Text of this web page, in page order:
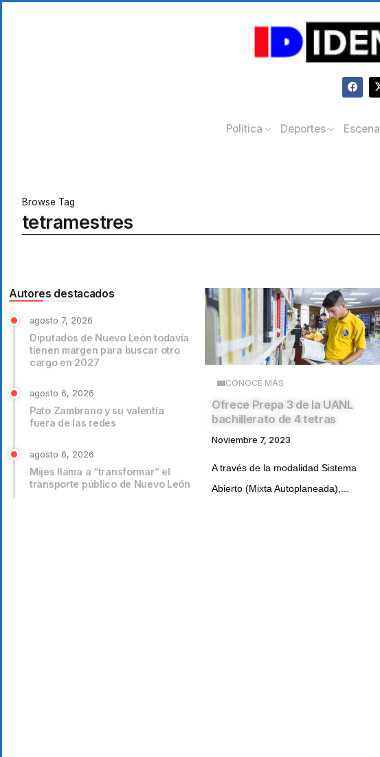
Política Deportes Escena
Browse Tag
tetramestres
Autores destacados
agosto 7, 2026
Diputados de Nuevo León todavía
tienen margen para buscar otro
cargo en 2027
agosto 6, 2026
Pato Zambrano y su valentía
fuera de las redes
agosto 6, 2026
Mijes llama a “transformar” el
transporte público de Nuevo León
CONOCE MÁS
Ofrece Prepa 3 de la UANL
bachillerato de 4 tetras
Noviembre 7, 2023
A través de la modalidad Sistema
Abierto (Mixta Autoplaneada),...